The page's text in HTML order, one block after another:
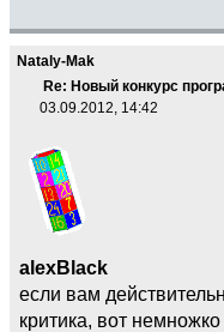
Nataly-Mak
Re: Новый конкурс
03.09.2012, 14:42
alexBlack
если вам
критика, вот немножко